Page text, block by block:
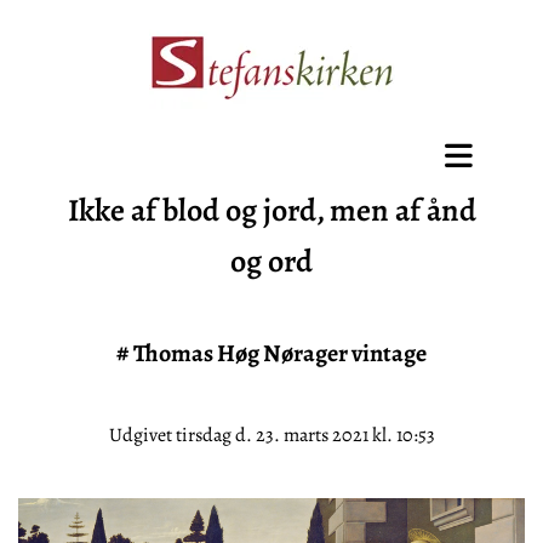
Ikke af blod og jord, men af ånd
og ord
#Thomas Høg Nørager vintage
Udgivet tirsdag d. 23. marts 2021 kl. 10:53